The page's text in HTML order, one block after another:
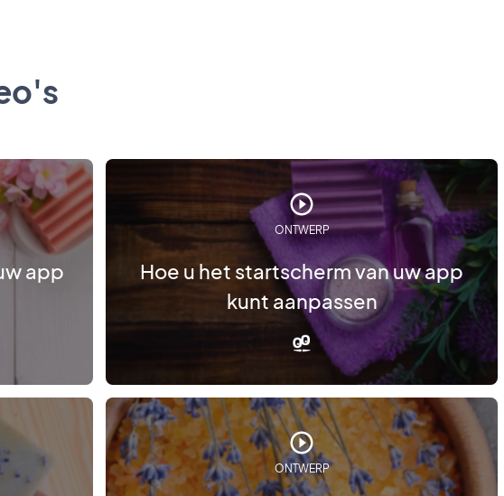
app
ONTWERP
Hoe u het startscherm van uw app
kunt aanpassen
ONTWERP